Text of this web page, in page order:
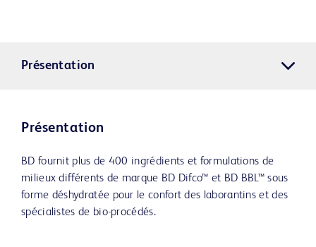
Présentation
Présentation
BD fournit plus de 400 ingrédients et formulations de
milieux différents de marque BD Difco™ et BD BBL™ sous
forme déshydratée pour le confort des laborantins et des
spécialistes de bio-procédés.